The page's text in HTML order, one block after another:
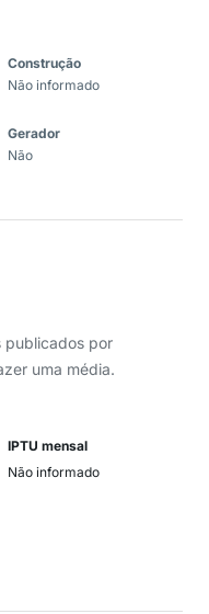
Construção
Não informado
Gerador
Não
publicados por
uma média.
IPTU mensal
Não informado